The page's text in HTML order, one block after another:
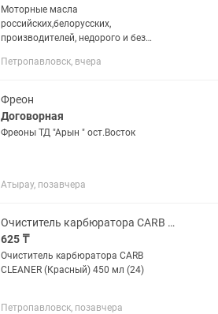
Моторные масла
российских,белорусских,
производителей, недорого и без
Петропавловск, вчера
Фреон
Договорная
Фреоны ТД "Арын " ост.Восток
Атырау, позавчера
Очиститель карбюратора CARB CLEANER (Красный) 450 мл (24)
625 ₸
Очиститель карбюратора CARB
CLEANER (Красный) 450 мл (24)
Петропавловск, позавчера